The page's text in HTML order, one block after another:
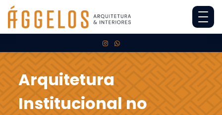
Arquitetura
Institucional no